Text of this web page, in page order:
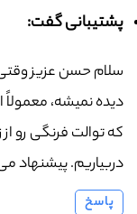
پشتیبانی گفت:
سلام حسن عزیز
دیده نمیشه، معمولاً
که توالت فرنگی رو
دربیاریم. پیشنهاد
پاسخ